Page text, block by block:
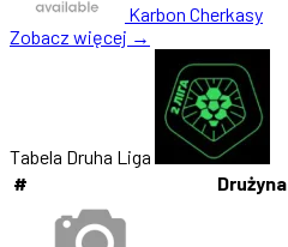
Karbon Cherkasy
Zobacz więcej →
Tabela Druha Liga
#
Drużyna